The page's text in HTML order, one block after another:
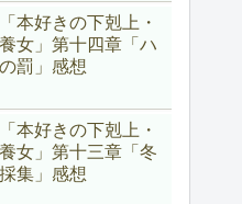
本好きの下剋上・
女」第十四章「ハ
罰」感想
本好きの下剋上・
女」第十三章「冬
集」感想